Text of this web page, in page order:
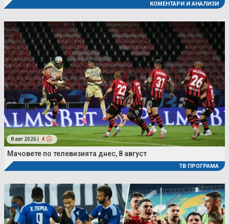
КОМЕНТАРИ И АНАЛИЗИ
8 авг 2026 | 4
Мачовете по телевизията днес, 8 август
ТВ ПРОГРАМА